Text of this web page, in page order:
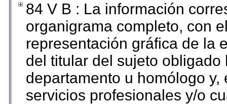
84 V B : La información
organigrama completo, con
representación gráfica de la
del titular del sujeto
departamento u homólogo
servicios profesionales y/o